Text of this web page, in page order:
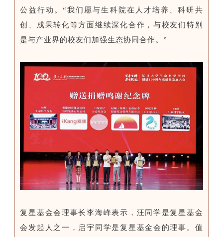
公益行动。“我们愿与生科院在人才培养、科研共
创、成果转化等方面继续深化合作，与校友们特别
是与产业界的校友们加强生态协同合作。”
复星基金会理事长李海峰表示，汪同学是复星基金
会发起人之一，启宇同学是复星基金会的理事。值